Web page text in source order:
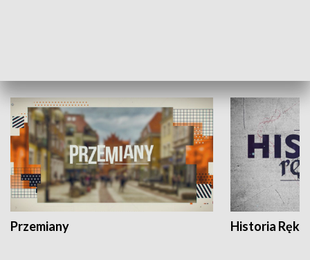
Przemiany Historia Ręką